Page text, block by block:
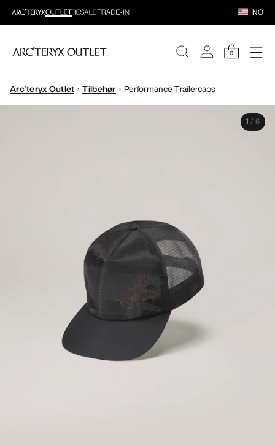
NO
0
DAMER
Arc'teryx Outlet Tilbehør Performance Trailercaps
1 / 6